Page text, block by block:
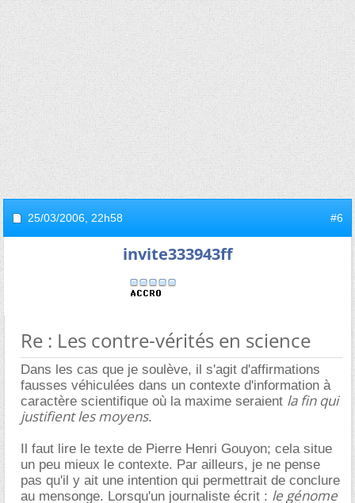
25/03/2006, 22h58 #6
invite333943ff
Re : Les contre-vérités en science
Dans les cas que je soulève, il s'agit d'affirmations
fausses véhiculées dans un contexte d'information à
caractère scientifique où la maxime seraient la fin qui
justifient les moyens.
Il faut lire le texte de Pierre Henri Gouyon; cela situe
un peu mieux le contexte. Par ailleurs, je ne pense
pas qu'il y ait une intention qui permettrait de conclure
au mensonge. Lorsqu'un journaliste écrit : le génome